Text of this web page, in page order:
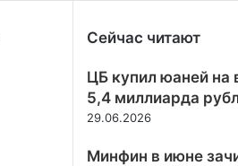
Сейчас читают
ЦБ купил юаней на
5,4 миллиарда
29.06.2026
Минфин в июне